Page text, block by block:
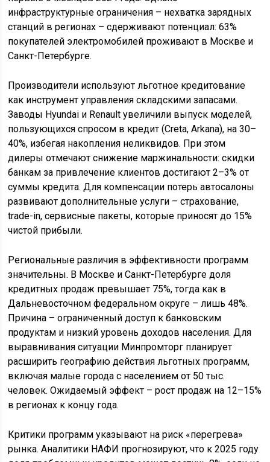
инфраструктурные ограничения – нехватка зарядных
станций в регионах – сдерживают потенциал: 63%
покупателей электромобилей проживают в Москве и
Санкт-Петербурге.
Производители используют льготное кредитование
как инструмент управления складскими запасами.
Заводы Hyundai и Renault увеличили выпуск моделей,
пользующихся спросом в кредит (Creta, Arkana), на 30–
40%, избегая накопления неликвидов. При этом
дилеры отмечают снижение маржинальности: скидки
банкам за привлечение клиентов достигают 2–3% от
суммы кредита. Для компенсации потерь автосалоны
развивают дополнительные услуги – страхование,
trade-in, сервисные пакеты, которые приносят до 15%
чистой прибыли.
Региональные различия в эффективности программ
значительны. В Москве и Санкт-Петербурге доля
кредитных продаж превышает 75%, тогда как в
Дальневосточном федеральном округе – лишь 48%.
Причина – ограниченный доступ к банковским
продуктам и низкий уровень доходов населения. Для
выравнивания ситуации Минпромторг планирует
расширить географию действия льготных программ,
включая малые города с населением от 50 тыс.
человек. Ожидаемый эффект – рост продаж на 12–15%
в регионах к концу года.
Критики программ указывают на риск «перегрева»
рынка. Аналитики НАФИ прогнозируют, что к 2025 году